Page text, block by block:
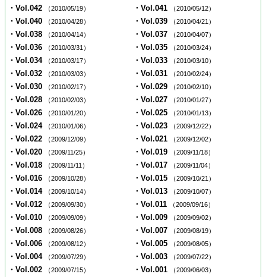
・Vol.042 （2010/05/19） ・Vol.041 （2010/05/12）
・Vol.040 （2010/04/28） ・Vol.039 （2010/04/21）
・Vol.038 （2010/04/14） ・Vol.037 （2010/04/07）
・Vol.036 （2010/03/31） ・Vol.035 （2010/03/24）
・Vol.034 （2010/03/17） ・Vol.033 （2010/03/10）
・Vol.032 （2010/03/03） ・Vol.031 （2010/02/24）
・Vol.030 （2010/02/17） ・Vol.029 （2010/02/10）
・Vol.028 （2010/02/03） ・Vol.027 （2010/01/27）
・Vol.026 （2010/01/20） ・Vol.025 （2010/01/13）
・Vol.024 （2010/01/06） ・Vol.023 （2009/12/22）
・Vol.022 （2009/12/09） ・Vol.021 （2009/12/02）
・Vol.020 （2009/11/25） ・Vol.019 （2009/11/18）
・Vol.018 （2009/11/11） ・Vol.017 （2009/11/04）
・Vol.016 （2009/10/28） ・Vol.015 （2009/10/21）
・Vol.014 （2009/10/14） ・Vol.013 （2009/10/07）
・Vol.012 （2009/09/30） ・Vol.011 （2009/09/16）
・Vol.010 （2009/09/09） ・Vol.009 （2009/09/02）
・Vol.008 （2009/08/26） ・Vol.007 （2009/08/19）
・Vol.006 （2009/08/12） ・Vol.005 （2009/08/05）
・Vol.004 （2009/07/29） ・Vol.003 （2009/07/22）
・Vol.002 （2009/07/15） ・Vol.001 （2009/06/03）